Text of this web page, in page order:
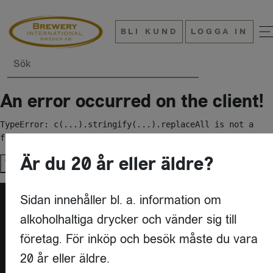
BLI KUND LOGGA IN
Sök
An error occurred on the client!
TypeError: c(...).stringify(...).replaceAll is not a
function
Try again
KONTAKT
Är du 20 år eller äldre?
Sidan innehåller bl. a. information om
alkoholhaltiga drycker och vänder sig till
företag. För inköp och besök måste du vara
20 år eller äldre.